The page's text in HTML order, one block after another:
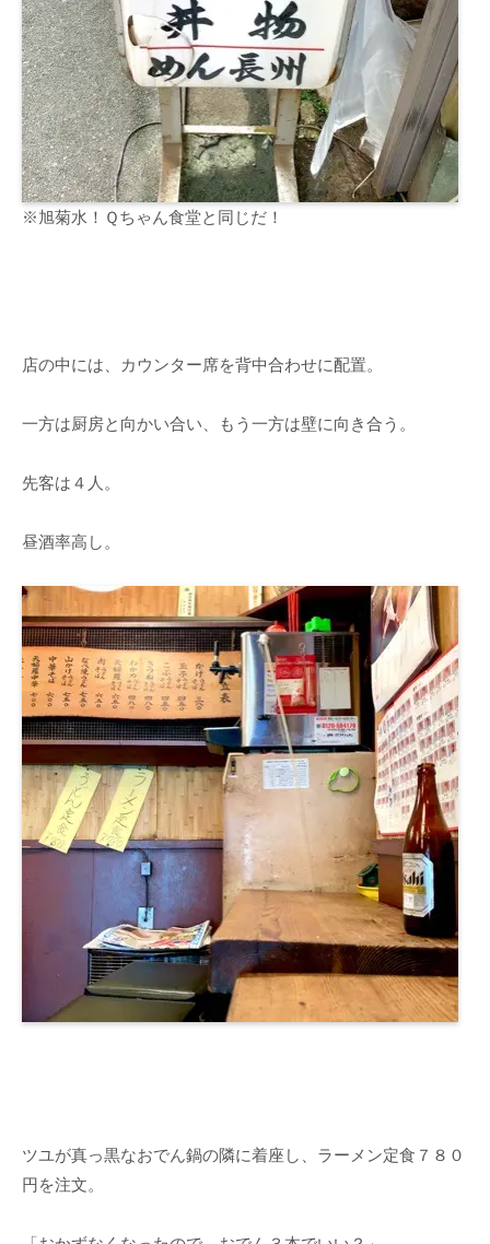
※旭菊水！Ｑちゃん食堂と同じだ！
店の中には、カウンター席を背中合わせに配置。
一方は厨房と向かい合い、もう一方は壁に向き合う。
先客は４人。
昼酒率高し。
ツユが真っ黒なおでん鍋の隣に着座し、ラーメン定食７８０
円を注文。